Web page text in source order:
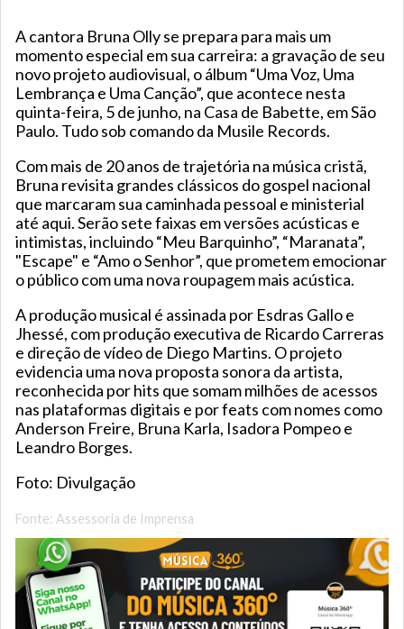
A cantora Bruna Olly se prepara para mais um
momento especial em sua carreira: a gravação de seu
novo projeto audiovisual, o álbum “Uma Voz, Uma
Lembrança e Uma Canção”, que acontece nesta
quinta-feira, 5 de junho, na Casa de Babette, em São
Paulo. Tudo sob comando da Musile Records.
Com mais de 20 anos de trajetória na música cristã,
Bruna revisita grandes clássicos do gospel nacional
que marcaram sua caminhada pessoal e ministerial
até aqui. Serão sete faixas em versões acústicas e
intimistas, incluindo “Meu Barquinho”, “Maranata”,
"Escape" e “Amo o Senhor”, que prometem emocionar
o público com uma nova roupagem mais acústica.
A produção musical é assinada por Esdras Gallo e
Jhessé, com produção executiva de Ricardo Carreras
e direção de vídeo de Diego Martins. O projeto
evidencia uma nova proposta sonora da artista,
reconhecida por hits que somam milhões de acessos
nas plataformas digitais e por feats com nomes como
Anderson Freire, Bruna Karla, Isadora Pompeo e
Leandro Borges.
Foto: Divulgação
Fonte: Assessoria de Imprensa